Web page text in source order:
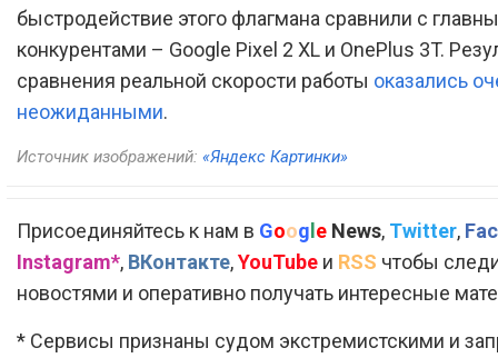
быстродействие этого флагмана сравнили с
конкурентами – Google Pixel 2 XL и OnePlus 3T.
сравнения реальной скорости работы оказались
неожиданными.
Источник изображений: «Яндекс Картинки»
Присоединяйтесь к нам в Goog e News, Twitter,
Instagram*, ВКонтакте,YouTube и RSS чтобы
новостями и оперативно получать интересные
* Сервисы признаны судом экстремистскими и